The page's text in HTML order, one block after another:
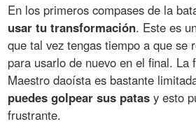
En los primeros compases de la
usar tu transformación. Este es
que tal vez tengas tiempo a que se
para usarlo de nuevo en el final. La
Maestro daoísta es bastante
puedes golpear sus patas y esto
frustrante.